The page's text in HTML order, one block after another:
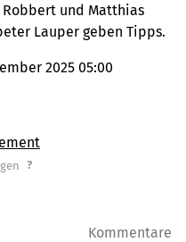
und Matthias
Lauper geben Tipps.
2025 05:00
?
Kommentare